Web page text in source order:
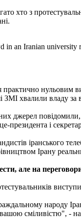
хто з
in an Iranian university
нульовим
хвалили владу за
джерел
президента і
іранського
Ірану
але на
народу
сміливістю", -